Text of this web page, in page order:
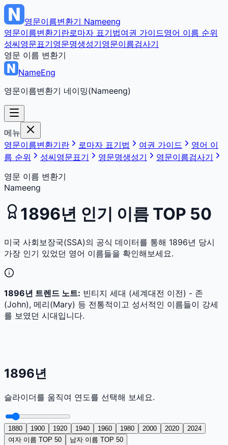
영문이름변환기 Nameeng
영문이름변환기란로마자 표기법여권 가이드영어 이름 순위
성씨영문표기영문명생성기영문이름검사기
영문 이름 변환기
NameEng
영문이름변환기 네이밍(Nameeng)
메뉴
영문이름변환기란
로마자 표기법 여권 가이드
영어 이
름 순위
성씨영문표기 영문명생성기
영문이름검사기
영문 이름 변환기
Nameeng
1896년 인기 이름 TOP 50
미국 사회보장국(SSA)의 공식 데이터를 통해 1896년 당시
가장 인기 있었던 영어 이름들을 확인해보세요.
1896년 트렌드 노트: 빈티지 세대 (세계대전 이전) - 존
(John), 메리(Mary) 등 전통적이고 성서적인 이름들이 강세
를 보였던 시대입니다.
1896년
슬라이더를 움직여 연도를 선택해 보세요.
1880 1900 1920 1940 1960 1980 2000 2020
2024
여자 이름 TOP 50
남자 이름 TOP 50